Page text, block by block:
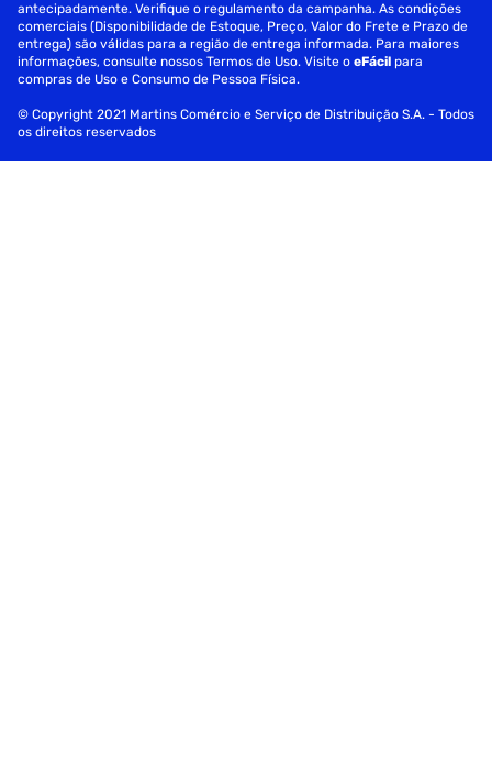
antecipadamente. Verifique o regulamento da campanha. As condições
comerciais (Disponibilidade de Estoque, Preço, Valor do Frete e Prazo de
entrega) são válidas para a região de entrega informada. Para maiores
informações, consulte nossos Termos de Uso. Visite oeFácil para
compras de Uso e Consumo de Pessoa Física.
© Copyright 2021 Martins Comércio e Serviço de Distribuição S.A. - Todos
os direitos reservados